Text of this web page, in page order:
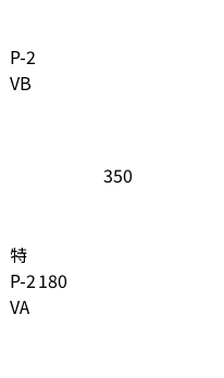
180
350
P-2
VB
特
P-2
VA